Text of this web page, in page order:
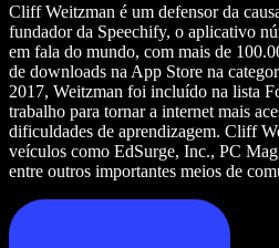
Cliff Weitzman é um defensor da
fundador da Speechify, o aplicativo
em fala do mundo, com mais de
de downloads na App Store na
2017, Weitzman foi incluído na lista
trabalho para tornar a internet mais
dificuldades de aprendizagem. Cliff
veículos como EdSurge, Inc., PC
entre outros importantes meios de